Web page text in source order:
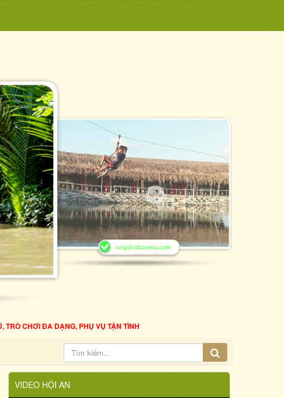
CHƠI ĐA DẠNG, PHỤ VỤ TẬN TÌNH
VIDEO HỘI AN